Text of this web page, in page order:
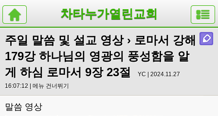
차타누가열린교회
주일 말씀 및 설교 영상› 로마서 강해
179강 하나님의 영광의 풍성함을 알
게 하심 로마서 9장 23절
YC | 2024.11.27
16:07:12 | 메뉴 건너뛰기
말씀 영상